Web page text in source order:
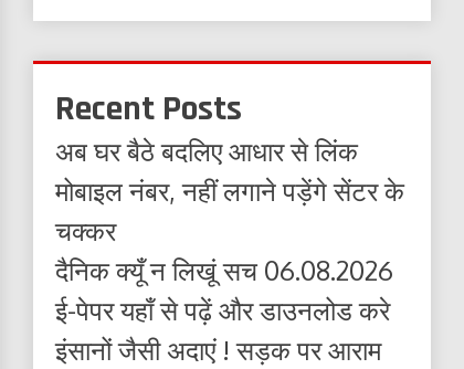
Recent Posts
अब घर बैठे बदलिए आधार से लिंक
मोबाइल नंबर, नहीं लगाने पड़ेंगे सेंटर के
चक्कर
दैनिक क्यूँ न लिखूं सच 06.08.2026
ई-पेपर यहाँ से पढ़ें और डाउनलोड करे
इंसानों जैसी अदाएं ! सड़क पर आराम